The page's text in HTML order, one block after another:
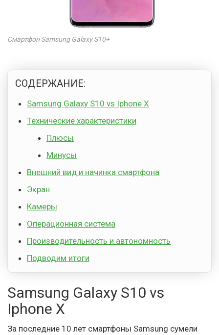
Смартфон Samsung Galaxy S10+
СОДЕРЖАНИЕ:
Samsung Galaxy S10 vs Iphone X
Технические характеристики
Плюсы
Минусы
Внешний вид и начинка смартфона
Экран
Камеры
Операционная система
Производительность и автономность
Подводим итоги
Samsung Galaxy S10 vs
Iphone X
За последние 10 лет смартфоны Samsung сумели